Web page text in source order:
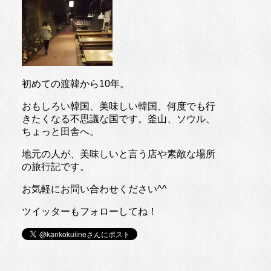
初めての渡韓から10年。
おもしろい韓国、美味しい韓国、何度でも行
きたくなる不思議な国です。釜山、ソウル、
ちょっと田舎へ。
地元の人が、美味しいと言う店や素敵な場所
の旅行記です。
お気軽にお問い合わせください^^
ツイッターもフォローしてね！